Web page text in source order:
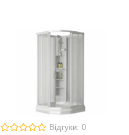
Відгуки: 0